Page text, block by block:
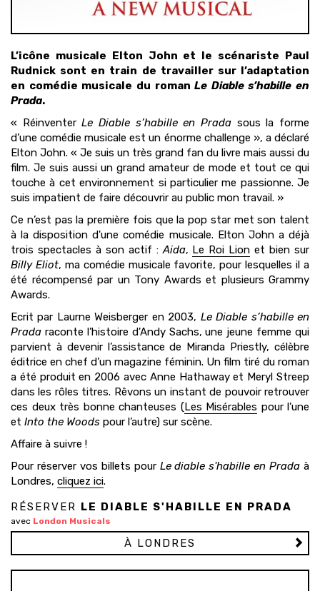
L’icône musicale Elton John et le scénariste Paul
Rudnick sont en train de travailler sur l’adaptation
en comédie musicale du romanLe Diable s’habille en
Prada.
« RéinventerLe Diable s’habille en Prada sous la forme
d’une comédie musicale est un énorme challenge », a déclaré
Elton John. « Je suis un très grand fan du livre mais aussi du
film. Je suis aussi un grand amateur de mode et tout ce qui
touche à cet environnement si particulier me passionne. Je
suis impatient de faire découvrir au public mon travail. »
Ce n’est pas la première fois que la pop star met son talent
à la disposition d'une comédie musicale. Elton John a déjà
trois spectacles à son actif :Aida, Le Roi Lion et bien sur
Billy Eliot, ma comédie musicale favorite, pour lesquelles il a
été récompensé par un Tony Awards et plusieurs Grammy
Awards.
Ecrit par Laurne Weisberger en 2003, Le Diable s’habille en
Prada raconte l’histoire d'Andy Sachs, une jeune femme qui
parvient à devenir l’assistance de Miranda Priestly, célèbre
éditrice en chef d’un magazine féminin. Un film tiré du roman
a été produit en 2006 avec Anne Hathaway et Meryl Streep
dans les rôles titres. Rêvons un instant de pouvoir retrouver
ces deux très bonne chanteuses (Les Misérables pour l’une
et Into the Woods pour l’autre) sur scène.
Affaire à suivre !
Pour réserver vos billets pour Le diable s'habille en Prada à
Londres, cliquez ici.
RÉSERVER LE DIABLE S'HABILLE EN PRADA
avec London Musicals
À LONDRES